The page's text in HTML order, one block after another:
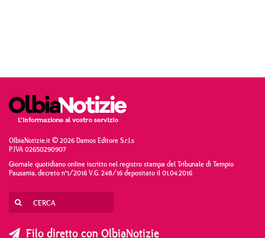
OlbiaNotizie.it © 2026 Damos Editore S.r.l.s
P.IVA 02650290907
Giornale quotidiano online iscritto nel registro stampa del Tribunale di Tempio
Pausania, decreto n°1/2016 V.G. 248/16 depositato il 01.04.2016
Filo diretto con OlbiaNotizie